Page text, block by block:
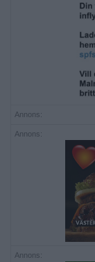
Annons:
Annons:
Annons: